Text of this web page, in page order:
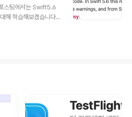
같이 쉐도잉이라고 불
String? = "GREE
용될 프로퍼티에 옵
스팅에서는 Swift5.6
해 학습해보겠습니다
을 사전적으로 가지고
existential-any Int
from Swift 5.6
www.hackingwi